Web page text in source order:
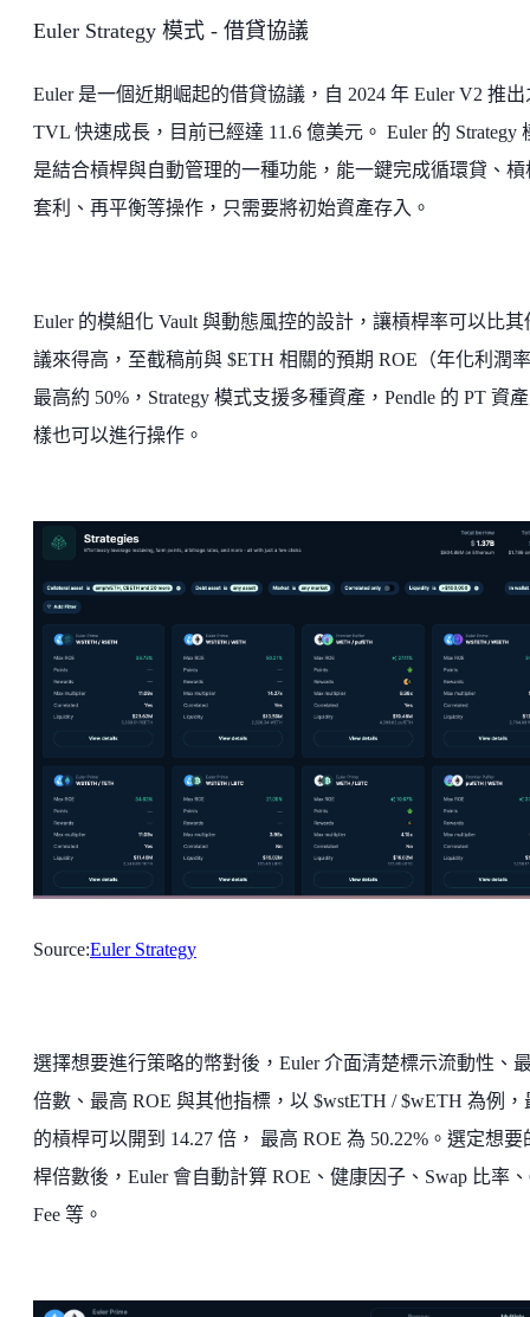
Euler Strategy 模式 - 借貸協議
Euler 是一個近期崛起的借貸協議，自 2024 年 Euler V2 推
TVL 快速成長，目前已經達 11.6 億美元。 Euler 的 Strategy
是結合槓桿與自動管理的一種功能，能一鍵完成循環貸、槓
套利、再平衡等操作，只需要將初始資產存入。
Euler 的模組化 Vault 與動態風控的設計，讓槓桿率可以比其
議來得高，至截稿前與 $ETH 相關的預期 ROE（年化利潤
最高約 50%，Strategy 模式支援多種資產，Pendle 的 PT 資
樣也可以進行操作。
Source:Euler Strategy
選擇想要進行策略的幣對後，Euler 介面清楚標示流動性、
倍數、最高 ROE 與其他指標，以 $wstETH / $wETH 為例，
的槓桿可以開到 14.27 倍， 最高 ROE 為 50.22%。選定想要
桿倍數後，Euler 會自動計算 ROE、健康因子、Swap 比率、
Fee 等。